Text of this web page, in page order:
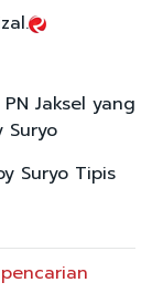
Jaksel yang
Suryo
Suryo Tipis